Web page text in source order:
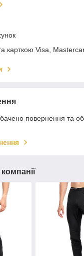
карткою Visa,
повернення та